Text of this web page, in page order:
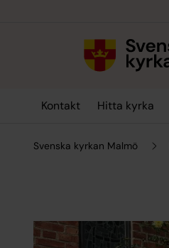
Kontakt Hitta kyrka
Svenska kyrkan Malmö